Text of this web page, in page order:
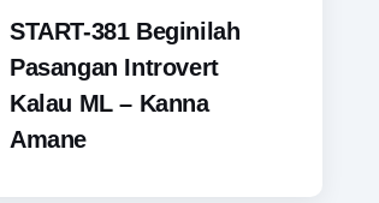
START-381 Beginilah
Pasangan Introvert
Kalau ML – Kanna
Amane